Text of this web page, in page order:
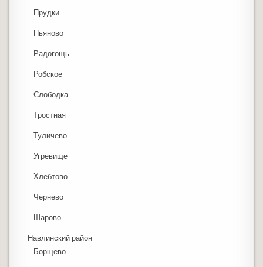
Прудки
Пьяново
Радогощь
Робское
Слободка
Тростная
Туличево
Угревище
Хлебтово
Чернево
Шарово
Навлинский район
Борщево